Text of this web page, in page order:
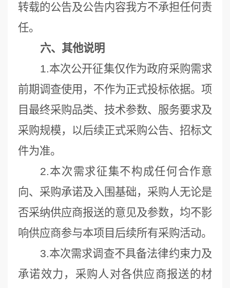
转载的公告及公告内容我方不承担任何责
任。
六、其他说明
1.本次公开征集仅作为政府采购需求
前期调查使用，不作为正式投标依据。项
目最终采购品类、技术参数、服务要求及
采购规模，以后续正式采购公告、招标文
件为准。
2.本次需求征集不构成任何合作意
向、采购承诺及入围基础，采购人无论是
否采纳供应商报送的意见及参数，均不影
响供应商参与本项目后续所有采购活动。
3.本次需求调查不具备法律约束力及
承诺效力，采购人对各供应商报送的材